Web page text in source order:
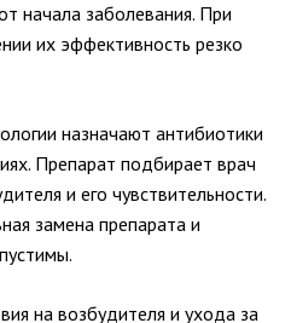
начала заболевания. При
их эффективность резко
назначают антибиотики
Препарат подбирает врач
и его чувствительности.
замена препарата и
на возбудителя и ухода за